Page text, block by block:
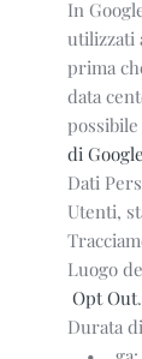
In
utilizzati
prima
data
di Google
Dati
Utenti,
Luogo
Opt Out.
Durata